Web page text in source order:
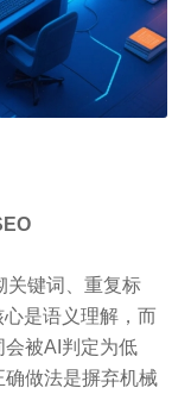
关键词、重复标
是语义理解，而
被AI判定为低
确做法是摒弃机械